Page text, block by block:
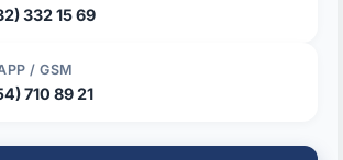
332 15 69
/ GSM
710 89 21